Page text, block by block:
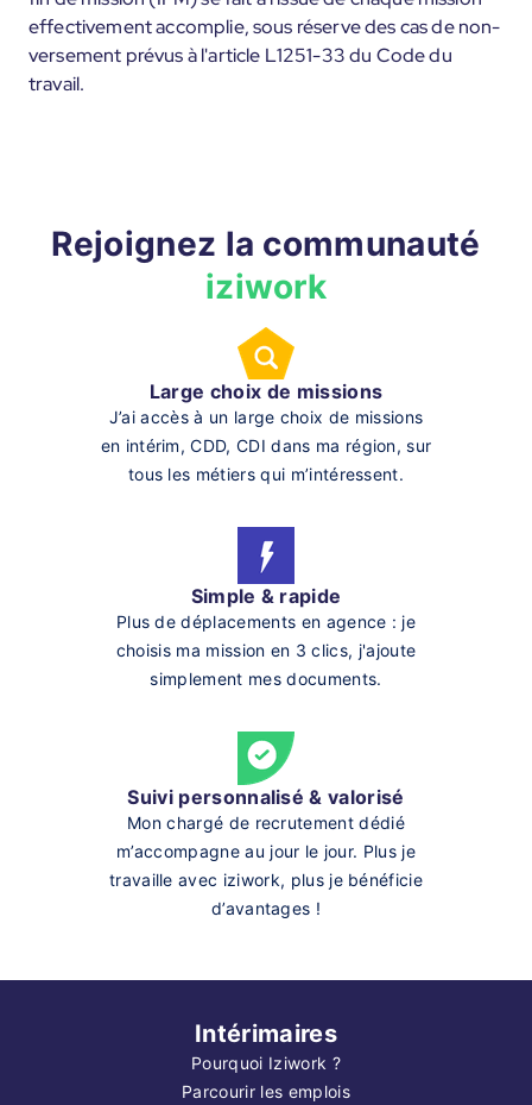
effectivement accomplie, sous réserve des cas de non-
versement prévus à l'article L1251-33 du Code du
travail.
Rejoignez la communauté
iziwork
Large choix de missions
J’ai accès à un large choix de missions
en intérim, CDD, CDI dans ma région, sur
tous les métiers qui m’intéressent.
Simple & rapide
Plus de déplacements en agence : je
choisis ma mission en 3 clics, j'ajoute
simplement mes documents.
Suivi personnalisé & valorisé
Mon chargé de recrutement dédié
m’accompagne au jour le jour. Plus je
travaille avec iziwork, plus je bénéficie
d’avantages !
Intérimaires
Pourquoi Iziwork ?
Parcourir les emplois